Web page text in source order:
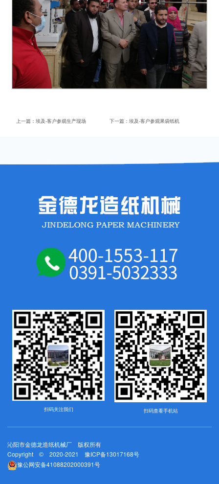
上一篇：埃及-客户参观生产现场 下一篇： 埃及-客户参观果袋纸机
扫码关注我们 扫码查看手机站
沁阳市金德龙造纸机械厂 版权所有
Copyright
© 2020-2021 豫ICP备13017168号
豫公网安备41088202000391号